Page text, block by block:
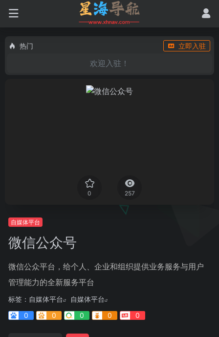
热门 立即入驻
欢迎入驻！
0 257
自媒体平台
微信公众号
微信公众平台，给个人、企业和组织提供业务服务与用户
管理能力的全新服务平台
标签： 自媒体平台
自媒体平台
0
0 0 0 0